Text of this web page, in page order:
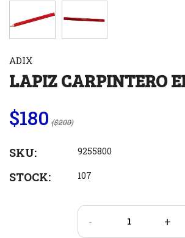
ADIX
LAPIZ CARPINTERO
$180 ($200)
SKU: 9255800
STOCK: 107
- +